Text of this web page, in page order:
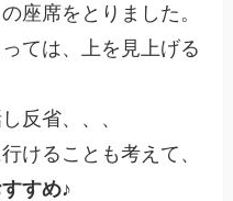
座席をとりました。
ては、上を見上げる
反省、、、
けることも考えて、
すめ♪